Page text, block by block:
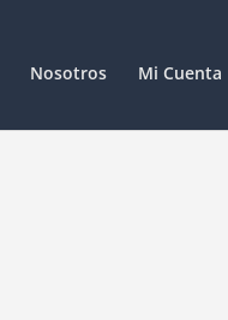
Nosotros Mi Cuenta